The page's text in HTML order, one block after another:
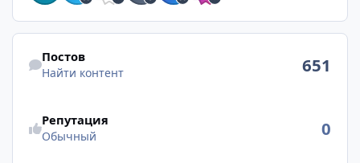
Найти контент
Постов
Найти контент 651
Репутация
Обычный 0